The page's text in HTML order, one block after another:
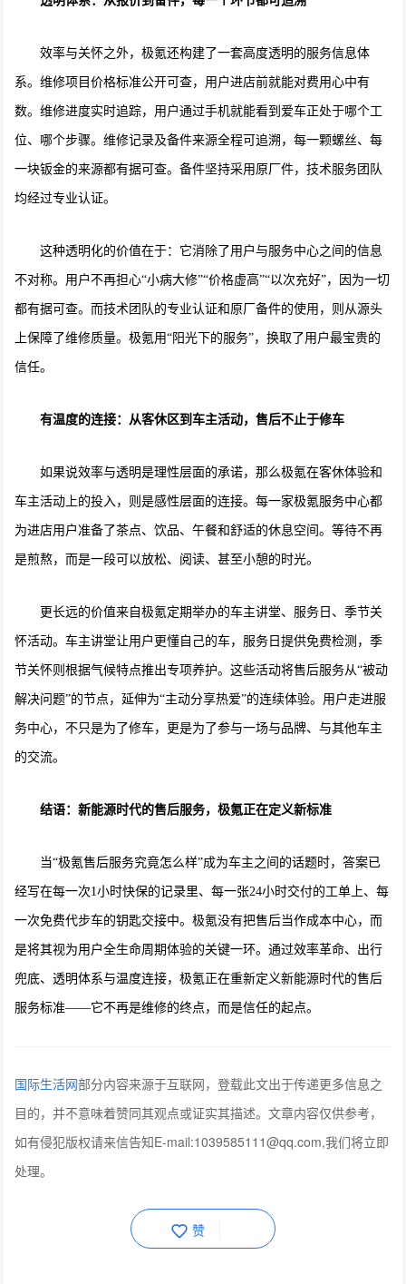
效率与关怀之外，极氪还构建了一套高度透明的服务信息体
系。维修项目价格标准公开可查，用户进店前就能对费用心中有
数。维修进度实时追踪，用户通过手机就能看到爱车正处于哪个工
位、哪个步骤。维修记录及备件来源全程可追溯，每一颗螺丝、每
一块钣金的来源都有据可查。备件坚持采用原厂件，技术服务团队
均经过专业认证。
这种透明化的价值在于：它消除了用户与服务中心之间的信息
不对称。用户不再担心“小病大修”“价格虚高”“以次充好”，因为一切
都有据可查。而技术团队的专业认证和原厂备件的使用，则从源头
上保障了维修质量。极氪用“阳光下的服务”，换取了用户最宝贵的
信任。
有温度的连接：从客休区到车主活动，售后不止于修车
如果说效率与透明是理性层面的承诺，那么极氪在客休体验和
车主活动上的投入，则是感性层面的连接。每一家极氪服务中心都
为进店用户准备了茶点、饮品、午餐和舒适的休息空间。等待不再
是煎熬，而是一段可以放松、阅读、甚至小憩的时光。
更长远的价值来自极氪定期举办的车主讲堂、服务日、季节关
怀活动。车主讲堂让用户更懂自己的车，服务日提供免费检测，季
节关怀则根据气候特点推出专项养护。这些活动将售后服务从“被动
解决问题”的节点，延伸为“主动分享热爱”的连续体验。用户走进服
务中心，不只是为了修车，更是为了参与一场与品牌、与其他车主
的交流。
结语：新能源时代的售后服务，极氪正在定义新标准
当“极氪售后服务究竟怎么样”成为车主之间的话题时，答案已
经写在每一次1小时快保的记录里、每一张24小时交付的工单上、每
一次免费代步车的钥匙交接中。极氪没有把售后当作成本中心，而
是将其视为用户全生命周期体验的关键一环。通过效率革命、出行
兜底、透明体系与温度连接，极氪正在重新定义新能源时代的售后
服务标准——它不再是维修的终点，而是信任的起点。
国际生活网部分内容来源于互联网，登载此文出于传递更多信息之
目的，并不意味着赞同其观点或证实其描述。文章内容仅供参考，
如有侵犯版权请来信告知E-mail:1039585111@qq.com,我们将立即
处理。
赞